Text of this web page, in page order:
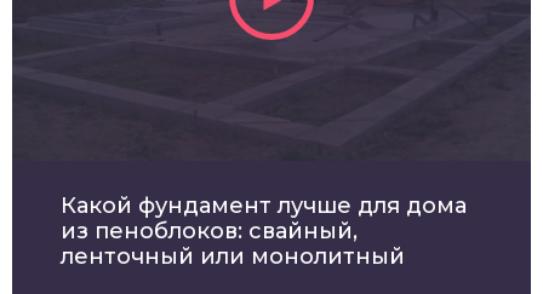
Какой фундамент лучше для дома
из пеноблоков: свайный,
ленточный или монолитный